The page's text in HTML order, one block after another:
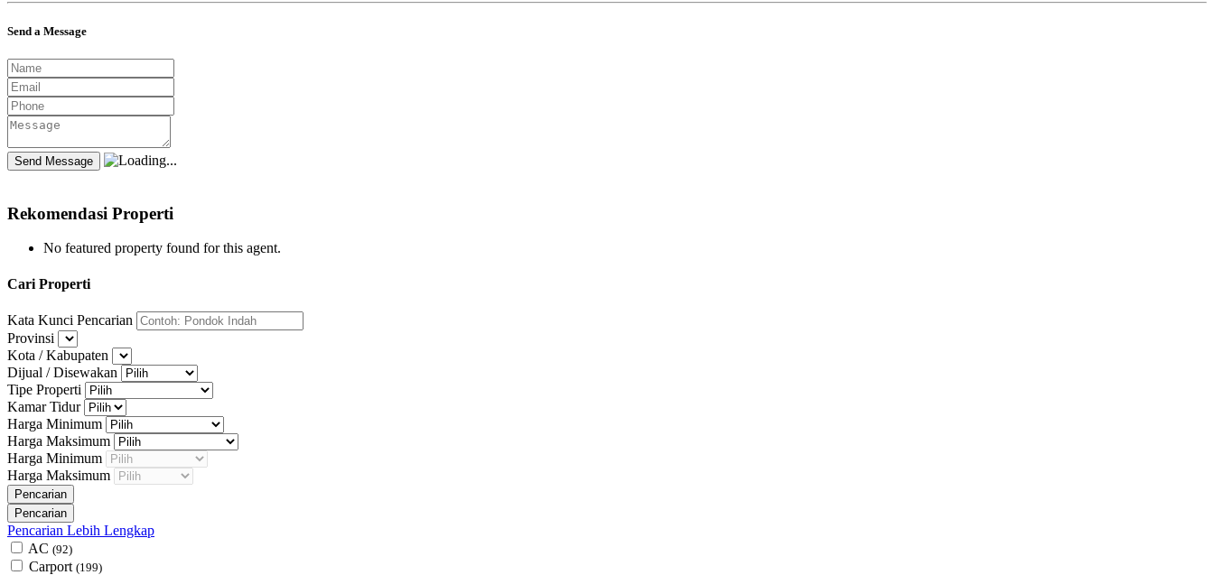
Send a Message
Rekomendasi Properti
No featured property found for this agent.
Cari Properti
Kata Kunci Pencarian
Provinsi
Kota / Kabupaten
Dijual / Disewakan
Tipe Properti
Kamar Tidur
Harga Minimum
Harga Maksimum
Harga Minimum
Harga Maksimum
Pencarian Lebih Lengkap
AC (92)
Carport (199)